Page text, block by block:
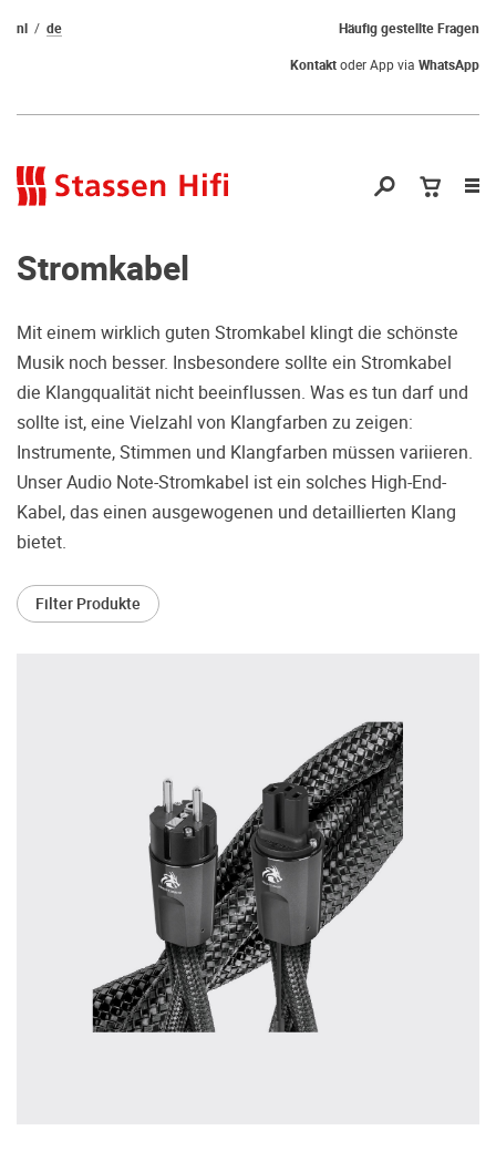
Qual der Wahl?
Warum kommen Sie nicht vorbei und
hören erstmal Probe? Dadurch stellen
Sie sicher, dass Sie die richtige Wahl
treffen.
gekauft. Leider bereuen viele Menschen ihre
Entscheidung, weil ihr persönlicher
Möglichkeit, Ihr(e) Wunschgerät(e) ganz
ohne Zeitdruck in unserem Palazzo
Hörschloss Probe zu hören. Nutzen Sie
diese Möglichkeit!
Vereinbaren Sie einen Hörtermin.
Häufig gestellte Fragen
nl
de
Kontaktoder App via WhatsApp
Stromkabel
Mit einem wirklich guten Stromkabel klingt die schönste
Musik noch besser. Insbesondere sollte ein Stromkabel
die Klangqualität nicht beeinflussen. Was es tun darf und
sollte ist, eine Vielzahl von Klangfarben zu zeigen:
Instrumente, Stimmen und Klangfarben müssen variieren.
Unser Audio Note-Stromkabel ist ein solches High-End-
Kabel, das einen ausgewogenen und detaillierten Klang
bietet.
Filter Produkte